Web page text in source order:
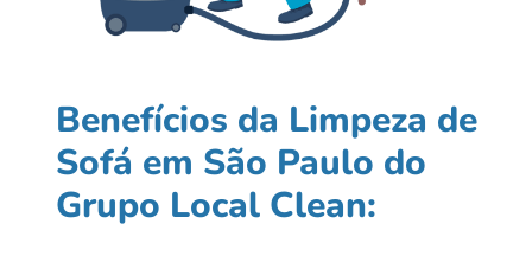
Benefícios da Limpeza de
Sofá em São Paulo do
Grupo Local Clean: